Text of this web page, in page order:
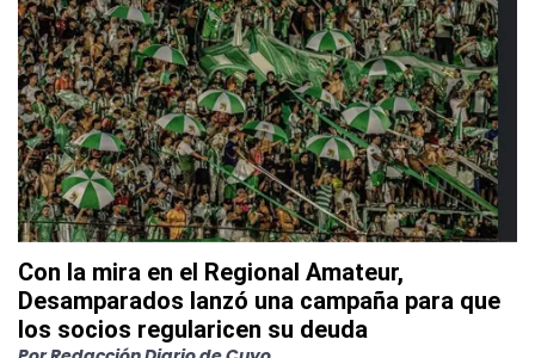
Con la mira en el Regional Amateur,
Desamparados lanzó una campaña para que
los socios regularicen su deuda